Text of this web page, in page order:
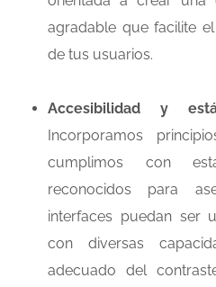
agradable que facilite
de tus usuarios.
Accesibilidad y
Incorporamos
cumplimos con
reconocidos para
interfaces puedan ser
con diversas
adecuado del